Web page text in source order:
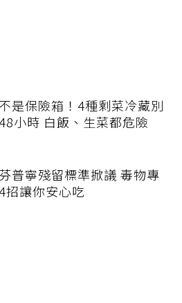
是保險箱！4種剩菜冷藏別
小時 白飯、生菜都危險
普寧殘留標準掀議 毒物專
招讓你安心吃